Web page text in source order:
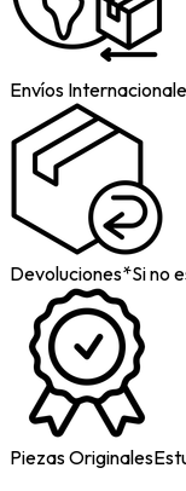
Envíos
Devoluciones*Si no
Piezas Originales